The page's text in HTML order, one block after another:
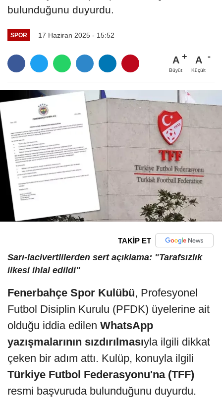
bulunduğunu duyurdu.
SPOR 17 Haziran 2025 - 15:52
A
Büyüt
A
Küçült
TAKİP ET
Sarı-lacivertlilerden sert açıklama: "Tarafsızlık
ilkesi ihlal edildi"
Fenerbahçe Spor Kulübü, Profesyonel
Futbol Disiplin Kurulu (PFDK) üyelerine ait
olduğu iddia edilen WhatsApp
yazışmalarının sızdırılmasıyla ilgili dikkat
çeken bir adım attı. Kulüp, konuyla ilgili
Türkiye Futbol Federasyonu'na (TFF)
resmi başvuruda bulunduğunu duyurdu.